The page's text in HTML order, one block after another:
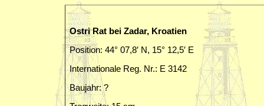
Ostri Rat bei Zadar, Kroatien
Position: 44° 07,8′ N, 15° 12,5′ E
Internationale Reg. Nr.: E 3142
Baujahr: ?